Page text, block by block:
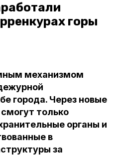
горы
механизмом
города. Через новые
только
органы и
в
за